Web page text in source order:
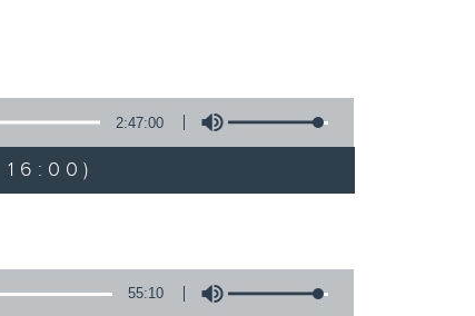
2:47:00
55:10